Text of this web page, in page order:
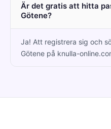
Är det gratis att hitta
Götene?
Ja! Att registrera sig och
Götene på knulla-